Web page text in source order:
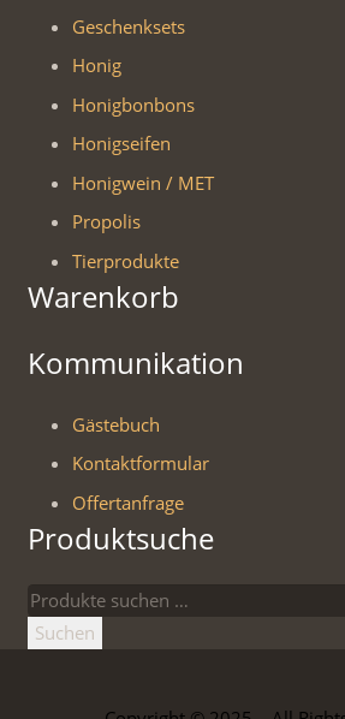
Geschenksets
Honig
Honigbonbons
Honigseifen
Honigwein / MET
Propolis
Tierprodukte
Warenkorb
Kommunikation
Gästebuch
Kontaktformular
Offertanfrage
Produktsuche
Suchen
nach:
Suchen